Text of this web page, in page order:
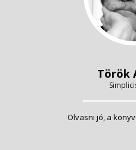
Török
Olvasni jó, a